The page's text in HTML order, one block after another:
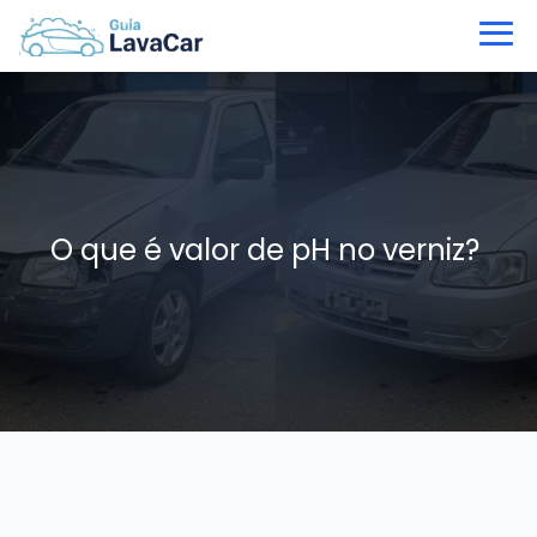
O que é valor de pH no verniz?